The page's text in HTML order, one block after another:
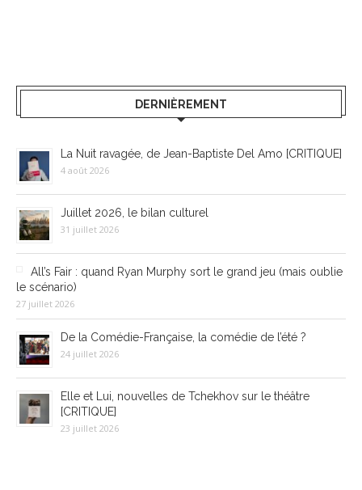
DERNIÈREMENT
La Nuit ravagée, de Jean-Baptiste Del Amo [CRITIQUE]
4 août 2026
Juillet 2026, le bilan culturel
31 juillet 2026
All’s Fair : quand Ryan Murphy sort le grand jeu (mais oublie
le scénario)
27 juillet 2026
De la Comédie-Française, la comédie de l’été ?
24 juillet 2026
Elle et Lui, nouvelles de Tchekhov sur le théâtre
[CRITIQUE]
23 juillet 2026